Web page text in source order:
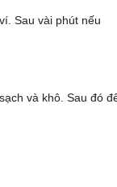
Sau vài phút nếu
và khô. Sau đó